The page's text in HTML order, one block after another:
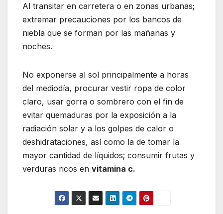
Al transitar en carretera o en zonas urbanas;
extremar precauciones por los bancos de
niebla que se forman por las mañanas y
noches.
No exponerse al sol principalmente a horas
del mediodía, procurar vestir ropa de color
claro, usar gorra o sombrero con el fin de
evitar quemaduras por la exposición a la
radiación solar y a los golpes de calor o
deshidrataciones, así como la de tomar la
mayor cantidad de líquidos; consumir frutas y
verduras ricos en vitamina c.